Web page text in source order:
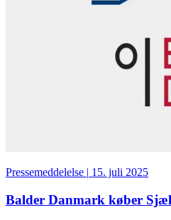
Pressemeddelelse | 15. juli 2025
Balder Danmark køber